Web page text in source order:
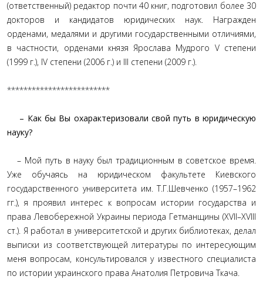
(ответственный) редактор почти 40 книг, подготовил более 30
докторов и кандидатов юридических наук. Награжден
орденами, медалями и другими государственными отличиями,
в частности, орденами князя Ярослава Мудрого V степени
(1999 г.), ІV степени (2006 г.) и ІІІ степени (2009 г.).
*************************
– Как бы Вы охарактеризовали свой путь в юридическую
науку?
– Мой путь в науку был традиционным в советское время.
Уже обучаясь на юридическом факультете Киевского
государственного университета им. Т.Г.Шевченко (1957–1962
гг.), я проявил интерес к вопросам истории государства и
права Левобережной Украины периода Гетманщины (ХVІІ–ХVІІІ
ст.). Я работал в университетской и других библиотеках, делал
выписки из соответствующей литературы по интересующим
меня вопросам, консультировался у известного специалиста
по истории украинского права Анатолия Петровича Ткача.